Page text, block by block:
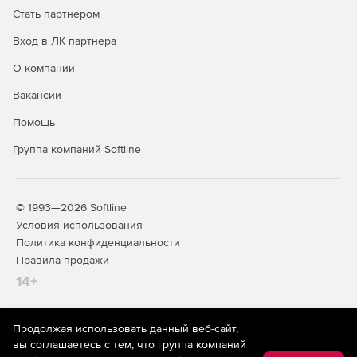
Окно запросов к базам данных с SQL-редактором.
обновлений XML-схемы.
Поддержка стандартных XML-шаблонов (DITA,
DocBook и др.).
Выполнение пакетных операций через командную
Enterprise).
32- и 64-разрядные версии.
Функция оценки XPath-выражений непосредственно в
StyleVision XPath Builder.
Стать партнером
Вход в ЛК партнера
О компании
Вакансии
Помощь
Группа компаний Softline
© 1993—2026 Softline
Условия использования
Политика конфиденциальности
Правила продажи
14+
На информационном ресурсе store.softline.ru применяются
рекомендательные технологии(информационные технологии
Продолжая использовать данный веб-сайт,
вы соглашаетесь с тем, что группа компаний